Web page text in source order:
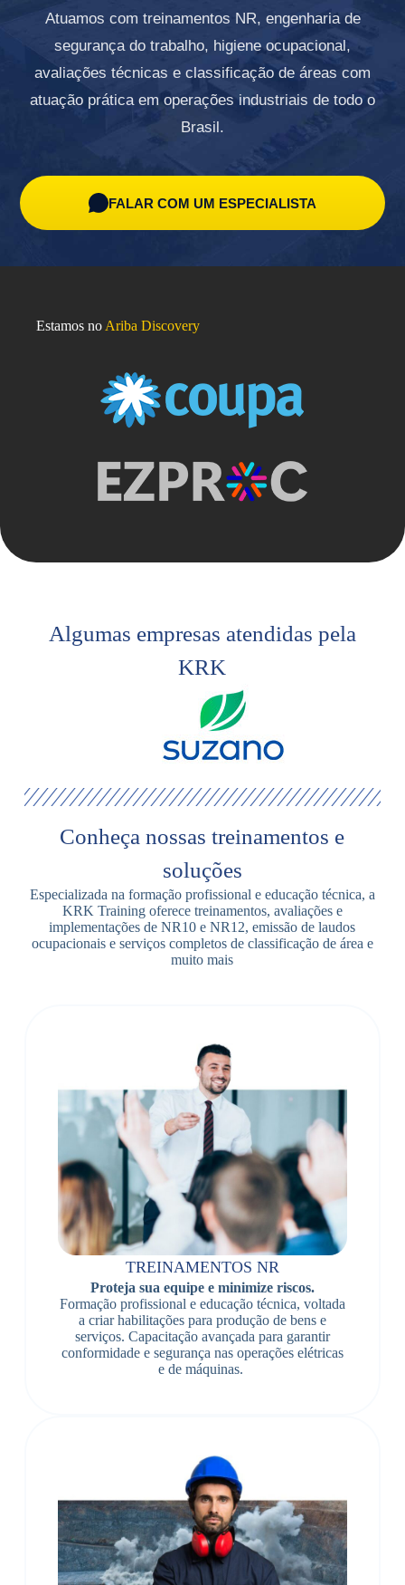
Atuamos com treinamentos NR, engenharia de
segurança do trabalho, higiene ocupacional,
avaliações técnicas e classificação de áreas com
atuação prática em operações industriais de todo o
Brasil.
FALAR COM UM ESPECIALISTA
Estamos no Ariba Discovery
Algumas empresas atendidas pela
KRK
Conheça nossas treinamentos e
soluções
Especializada na formação profissional e educação técnica, a
KRK Training oferece treinamentos, avaliações e
implementações de NR10 e NR12, emissão de laudos
ocupacionais e serviços completos de classificação de área e
muito mais
TREINAMENTOS NR
Proteja sua equipe e minimize riscos.
Formação profissional e educação técnica, voltada
a criar habilitações para produção de bens e
serviços. Capacitação avançada para garantir
conformidade e segurança nas operações elétricas
e de máquinas.